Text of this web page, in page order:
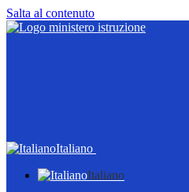
Salta al contenuto
Italiano
Italiano